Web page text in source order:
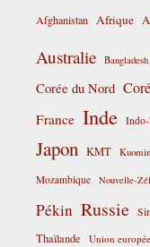
Afghanistan Afrique
Australie Bangladesh
Corée du Nord
France Inde Indo-
Japon KMT
Mozambique Nouvelle-
Pékin Russie
Thaïlande Union